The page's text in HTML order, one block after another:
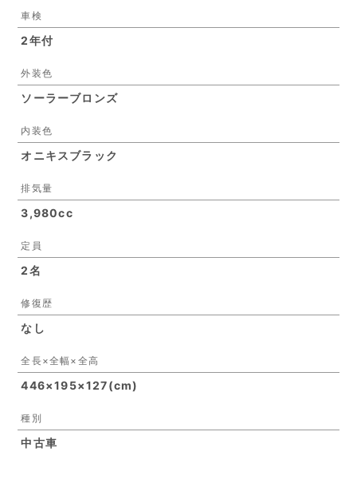
車検
2年付
外装色
ソーラーブロンズ
内装色
オニキスブラック
排気量
3,980cc
定員
2名
修復歴
なし
全長×全幅×全高
446×195×127(cm)
種別
中古車